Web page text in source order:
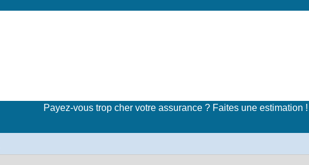
Payez-vous trop cher votre assurance ? Faites une estimation !